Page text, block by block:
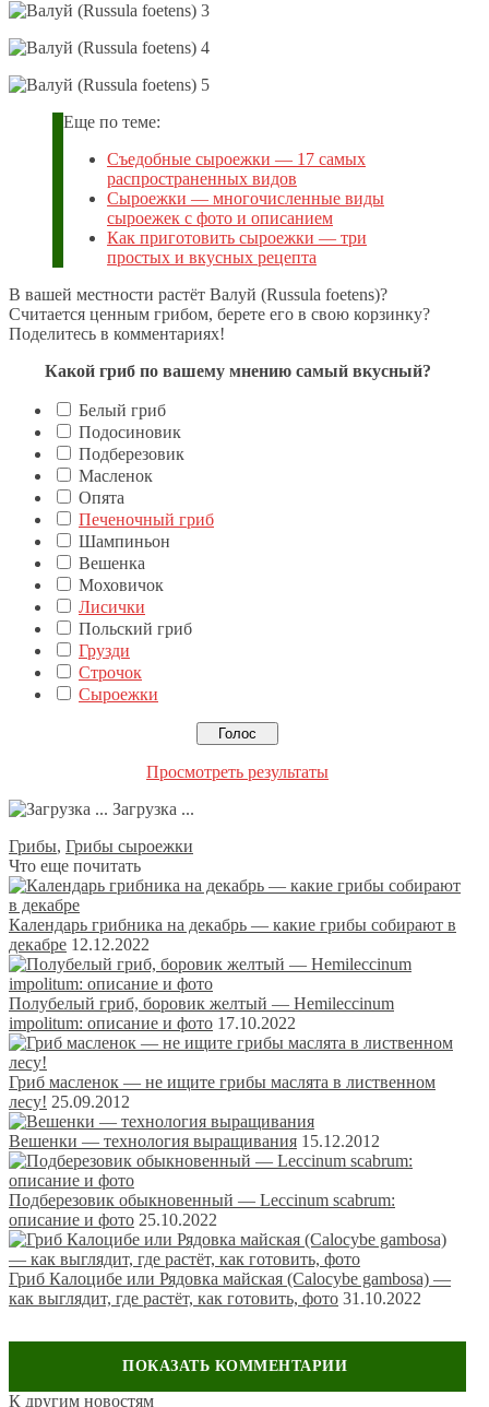
Еще по теме:
Съедобные сыроежки — 17 самых
распространенных видов
Сыроежки — многочисленные виды
сыроежек с фото и описанием
Как приготовить сыроежки — три
простых и вкусных рецепта
В вашей местности растёт Валуй (Russula foetens)?
Считается ценным грибом, берете его в свою корзинку?
Поделитесь в комментариях!
Какой гриб по вашему мнению самый вкусный?
Белый гриб
Подосиновик
Подберезовик
Масленок
Опята
Печеночный гриб
Шампиньон
Вешенка
Моховичок
Лисички
Польский гриб
Грузди
Строчок
Сыроежки
Просмотреть результаты
Загрузка ...
Грибы, Грибы сыроежки
Что еще почитать
Календарь грибника на декабрь — какие грибы собирают в
декабре 12.12.2022
Полубелый гриб, боровик желтый — Hemileccinum
impolitum: описание и фото 17.10.2022
Гриб масленок — не ищите грибы маслята в лиственном
лесу! 25.09.2012
Вешенки — технология выращивания 15.12.2012
Подберезовик обыкновенный — Leccinum scabrum:
описание и фото 25.10.2022
Гриб Калоцибе или Рядовка майская (Calocybe gambosa) —
как выглядит, где растёт, как готовить, фото 31.10.2022
К другим новостям